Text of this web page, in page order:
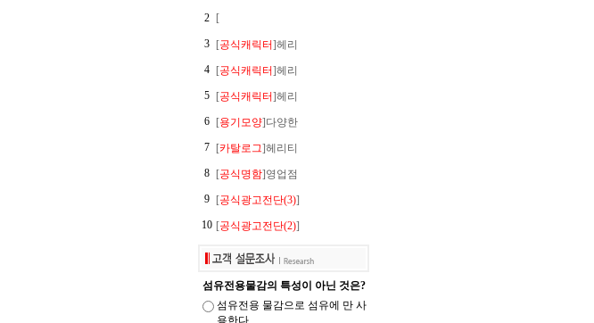
2
[
3 [공식캐릭터]헤리
4
[공식캐릭터]헤리
5
[공식캐릭터]헤리
6
[용기모양]다양한
7
[카탈로그]헤리티
8
[공식명함]영업점
9
[공식광고전단(3)]
10 [공식광고전단(2)]
섬유전용물감의 특성이 아닌 것은?
섬유전용 물감으로 섬유에 만 사
용한다.